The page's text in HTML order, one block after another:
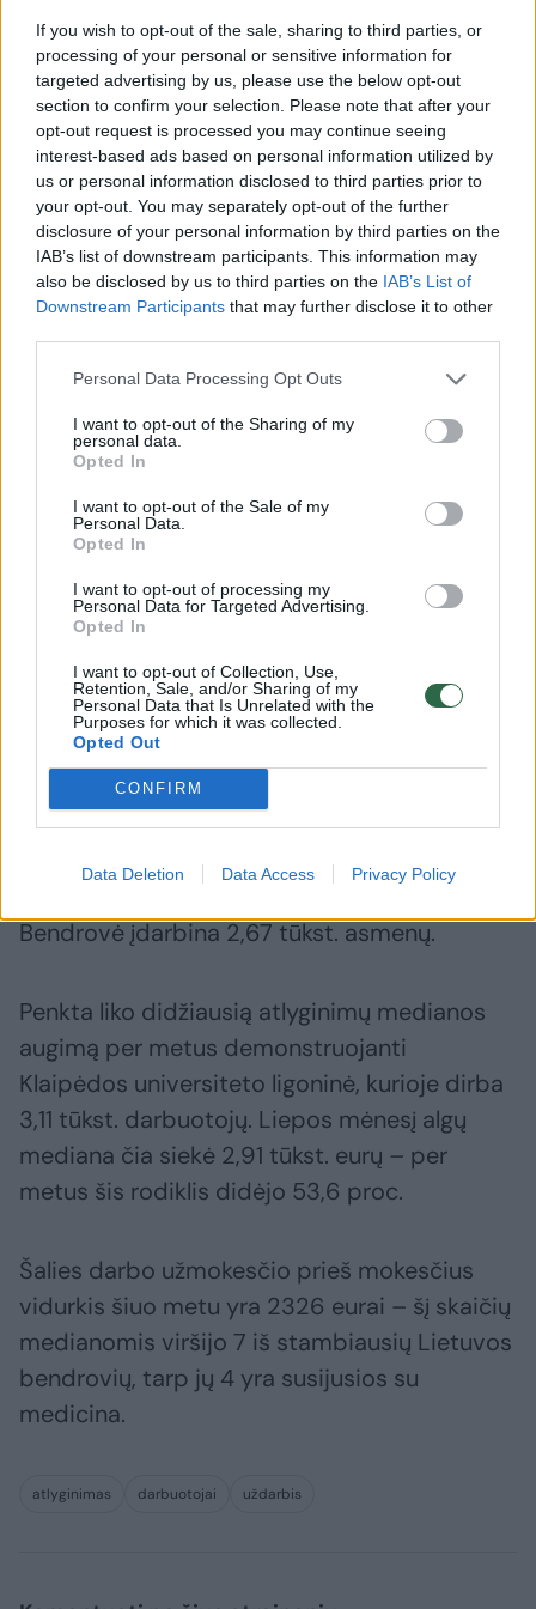
If you wish to opt-out of the sale, sharing to third parties, or
processing of your personal or sensitive information for
targeted advertising by us, please use the below opt-out
section to confirm your selection. Please note that after your
opt-out request is processed you may continue seeing
interest-based ads based on personal information utilized by
us or personal information disclosed to third parties prior to
your opt-out. You may separately opt-out of the further
disclosure of your personal information by third parties on the
IAB’s list of downstream participants. This information may
also be disclosed by us to third parties on the IAB’s List of
Downstream Participants that may further disclose it to other
Personal Data Processing Opt Outs
I want to opt-out of the Sharing of my
personal data.
Opted In
I want to opt-out of the Sale of my
Personal Data.
Opted In
I want to opt-out of processing my
Personal Data for Targeted Advertising.
Opted In
I want to opt-out of Collection, Use,
Retention, Sale, and/or Sharing of my
Personal Data that Is Unrelated with the
Purposes for which it was collected.
Opted Out
CONFIRM
Data Deletion Data Access Privacy Policy
algų mediana bruto buvo 2,98 tūkst. eurų –
per mėnesį ji paaugo 2,1 proc., per metus –
13,7 proc.
Susiję straipsniai
Buvęs pareigūnas prabilo
apie tai, kokių reikalavimų
sulaukė tarnybos metu:
„Nurodydavo, ko įmonėse
nematyti“
Šalies
Ketvirtoje vietoje praėjusį mėnesį buvo
Energijos skirstymo operatorius (ESO):
mediana čia siekė 2,97 tūkst. eurų. Per mėnesį
Bendrovė įdarbina 2,67 tūkst. asmenų.
Penkta liko didžiausią atlyginimų medianos
augimą per metus demonstruojanti
Klaipėdos universiteto ligoninė, kurioje dirba
3,11 tūkst. darbuotojų. Liepos mėnesį algų
mediana čia siekė 2,91 tūkst. eurų – per
metus šis rodiklis didėjo 53,6 proc.
Šalies darbo užmokesčio prieš mokesčius
vidurkis šiuo metu yra 2326 eurai – šį skaičių
medianomis viršijo 7 iš stambiausių Lietuvos
bendrovių, tarp jų 4 yra susijusios su
medicina.
atlyginimas darbuotojai uždarbis